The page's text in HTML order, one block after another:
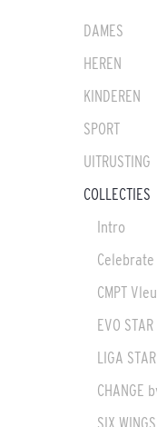
DAMES
HEREN
KINDEREN
SPORT
UITRUSTING
COLLECTIES
Intro
Celebrate
CMPT
EVO STAR
LIGA STAR
CHANGE
SIX WINGS